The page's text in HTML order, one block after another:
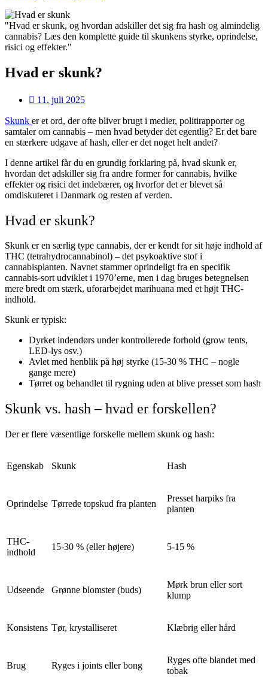
"Hvad er skunk, og hvordan adskiller det sig fra hash og almindelig
cannabis? Læs den komplette guide til skunkens styrke, oprindelse,
risici og effekter."
Hvad er skunk?
11. juli 2025
Skunk er et ord, der ofte bliver brugt i medier, politirapporter og
samtaler om cannabis – men hvad betyder det egentlig? Er det bare
en stærkere udgave af hash, eller er det noget helt andet?
I denne artikel får du en grundig forklaring på, hvad skunk er,
hvordan det adskiller sig fra andre former for cannabis, hvilke
effekter og risici det indebærer, og hvorfor det er blevet så
omdiskuteret i Danmark og resten af verden.
Hvad er skunk?
Skunk er en særlig type cannabis, der er kendt for sit høje indhold af
THC (tetrahydrocannabinol) – det psykoaktive stof i
cannabisplanten. Navnet stammer oprindeligt fra en specifik
cannabis-sort udviklet i 1970’erne, men i dag bruges betegnelsen
mere bredt om stærk, uforarbejdet marihuana med et højt THC-
indhold.
Skunk er typisk:
Dyrket indendørs under kontrollerede forhold (grow tents,
LED-lys osv.)
Avlet med henblik på høj styrke (15-30 % THC – nogle
gange mere)
Tørret og behandlet til rygning uden at blive presset som hash
Skunk vs. hash – hvad er forskellen?
Der er flere væsentlige forskelle mellem skunk og hash:
Egenskab Skunk Hash
Oprindelse Tørrede topskud fra planten
Presset harpiks fra
planten
THC-
indhold
15-30 % (eller højere) 5-15 %
Udseende Grønne blomster (buds)
Mørk brun eller sort
klump
Konsistens Tør, krystalliseret Klæbrig eller hård
Brug Ryges i joints eller bong
Ryges ofte blandet med
tobak